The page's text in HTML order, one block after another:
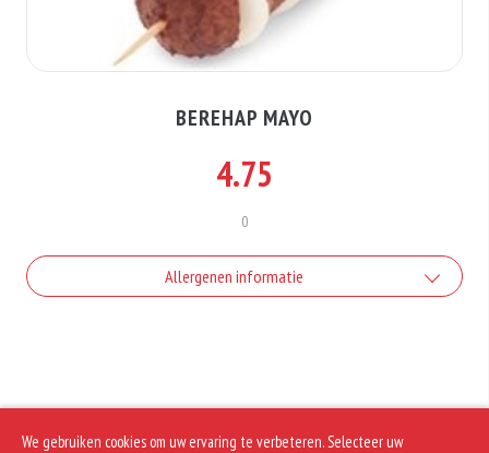
BEREHAP MAYO
4.75
0
Allergenen informatie
We gebruiken cookies om uw ervaring te verbeteren. Selecteer uw